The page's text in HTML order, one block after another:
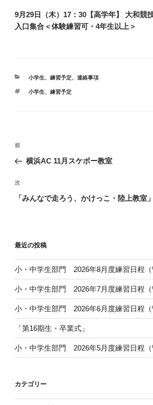
9月29日（木）17：30【高学年】 大和
入口集合＜体験練習可・4年生以上＞
カ
ゴ
小学生、 練習予定、 連絡事項
タ
小学生、 練習予定
投
ナ
ビ
ゲ
ン
前
の
稿
前
横浜AC 11月スケボー教室
次
の
次
「みんなで走ろう、かけっこ・陸上教室
最近の投稿
小・中学生部門 2026年8月度練習日程（
小・中学生部門 2026年7月度練習日程（
小・中学生部門 2026年6月度練習日程（
「第16期生・卒業式」
小・中学生部門 2026年5月度練習日程（
カテゴリー